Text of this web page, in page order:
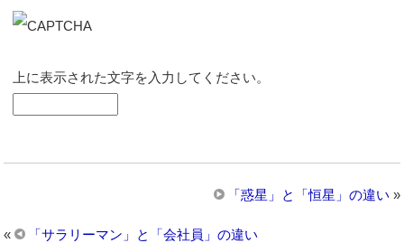
上に表示された文字を入力してください。
「惑星」と「恒星」の違い »
« 「サラリーマン」と「会社員」の違い